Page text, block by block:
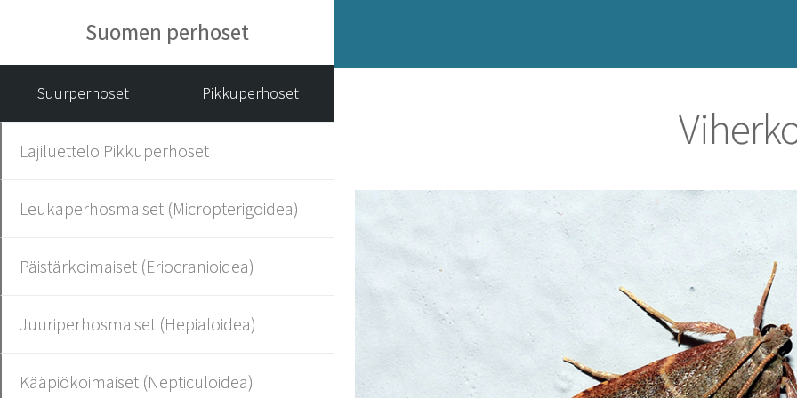
Suomen perhoset
Suurperhoset Pikkuperhoset
Lajiluettelo Pikkuperhoset
Leukaperhosmaiset (Micropterigoidea)
Päistärkoimaiset (Eriocranioidea)
Juuriperhosmaiset (Hepialoidea)
Kääpiökoimaiset (Nepticuloidea)